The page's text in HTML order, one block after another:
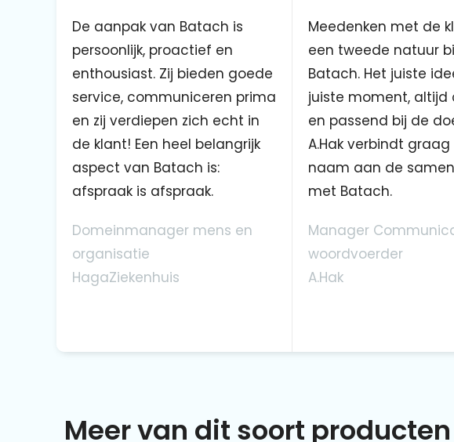
De aanpak van Batach is
persoonlijk, proactief en
enthousiast. Zij bieden goede
service, communiceren prima
en zij verdiepen zich echt in
de klant! Een heel belangrijk
aspect van Batach is:
afspraak is afspraak.
Domeinmanager mens en
organisatie
HagaZiekenhuis
Meedenken met de
een tweede natuur
Batach. Het juiste
juiste moment, altijd
en passend bij de
A.Hak verbindt
naam aan de
met Batach.
Manager
woordvoerder
A.Hak
Meer van dit soort producten